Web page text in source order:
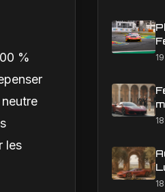
%
les